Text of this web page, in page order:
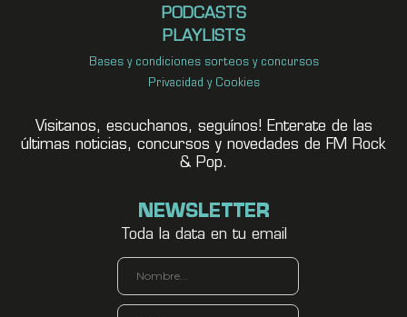
PODCASTS
PLAYLISTS
Bases y condiciones sorteos y concursos
Privacidad y Cookies
Visitanos, escuchanos, seguínos! Enterate de las
últimas noticias, concursos y novedades de FM Rock
& Pop.
NEWSLETTER
Toda la data en tu email